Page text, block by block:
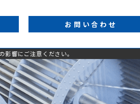
お問い合わせ
響にご注意ください。